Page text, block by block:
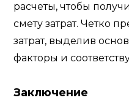
расчеты, чтобы
смету затрат. Четко
затрат, выделив
факторы и
Заключение